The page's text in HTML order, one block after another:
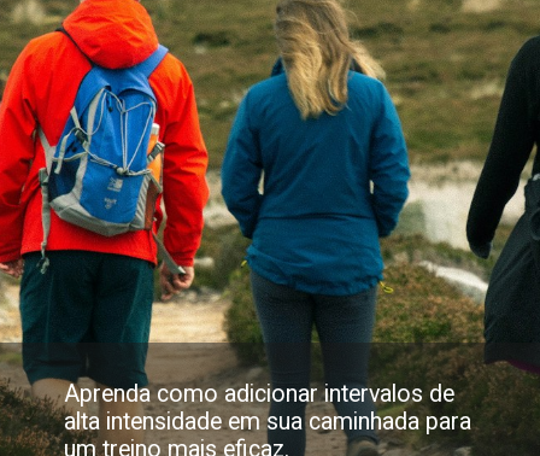
Aprenda como adicionar intervalos de
alta intensidade em sua caminhada para
um treino mais eficaz.